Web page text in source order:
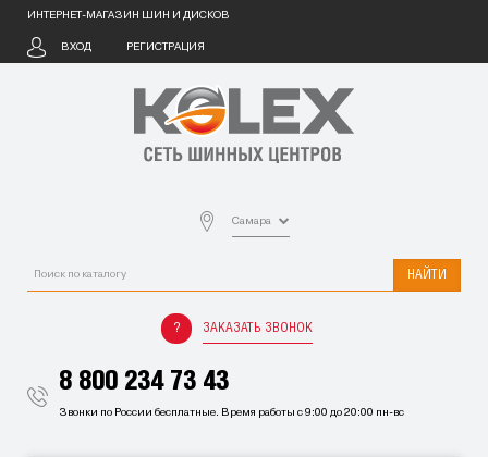
ИНТЕРНЕТ-МАГАЗИН ШИН И ДИСКОВ
ВХОД РЕГИСТРАЦИЯ
Самара
НАЙТИ
ЗАКАЗАТЬ ЗВОНОК
8 800 234 73 43
Звонки по России бесплатные. Время работы с 9:00 до 20:00 пн-вс